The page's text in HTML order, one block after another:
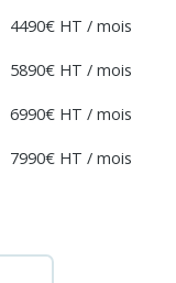
4490€ HT / mois
5890€ HT / mois
6990€ HT / mois
7990€ HT / mois